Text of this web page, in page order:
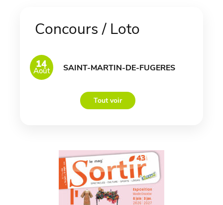
Concours / Loto
14
Août SAINT-MARTIN-DE-FUGERES
Tout voir